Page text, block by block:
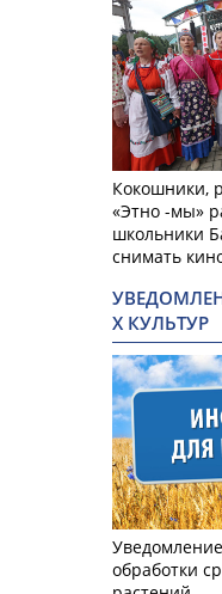
Кокошники,
«Этно -мы»
школьники
снимать
Х КУЛЬТУР
обработки